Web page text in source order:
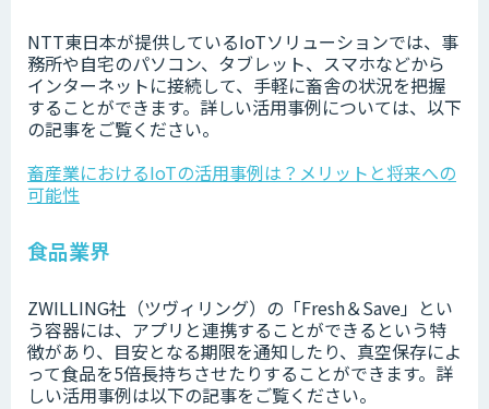
NTT東日本が提供しているIoTソリューションでは、事
務所や自宅のパソコン、タブレット、スマホなどから
インターネットに接続して、手軽に畜舎の状況を把握
することができます。詳しい活用事例については、以下
の記事をご覧ください。
畜産業におけるIoTの活用事例は？メリットと将来への
可能性
食品業界
ZWILLING社（ツヴィリング）の「Fresh＆Save」とい
う容器には、アプリと連携することができるという特
徴があり、目安となる期限を通知したり、真空保存によ
って食品を5倍長持ちさせたりすることができます。詳
しい活用事例は以下の記事をご覧ください。